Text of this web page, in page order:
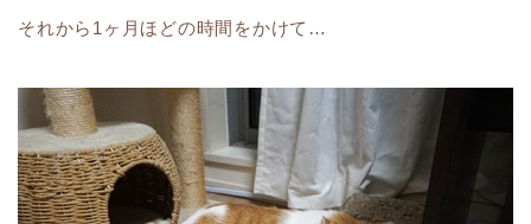
それから1ヶ月ほどの時間をかけて…